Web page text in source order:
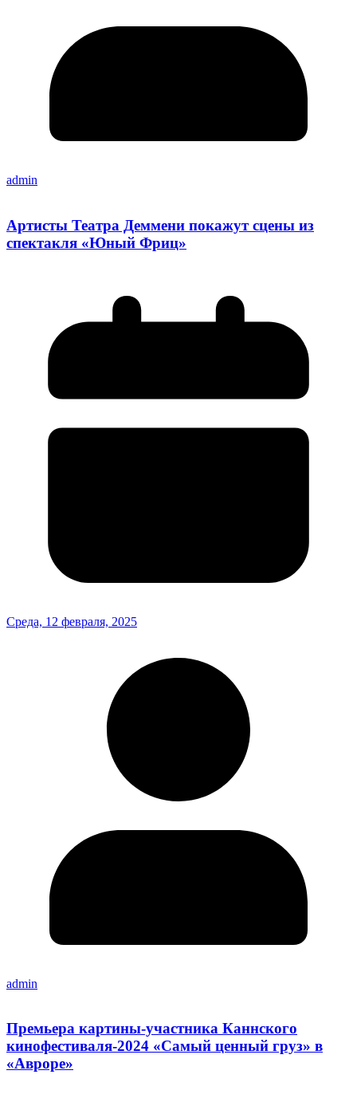
admin
Артисты Театра Деммени покажут сцены из
спектакля «Юный Фриц»
Среда, 12 февраля, 2025
admin
Премьера картины-участника Каннского
кинофестиваля-2024 «Самый ценный груз» в
«Авроре»